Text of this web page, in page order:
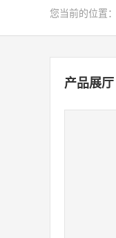
您当前的位置：
产品展厅